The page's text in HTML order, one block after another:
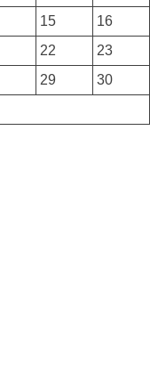
15
16
22
23
29
30